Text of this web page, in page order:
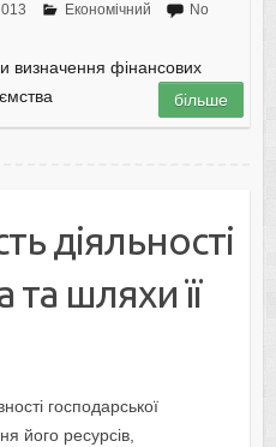
Економічний
No
визначення фінансових
більше
діяльності
та шляхи її
господарської
його ресурсів,